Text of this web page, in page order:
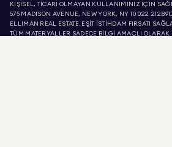
KİŞİSEL, TİCARİ OLMAYAN KULLANIMINIZ İÇİN
575 MADISON AVENUE, NEW YORK, NY 10022.
ELLIMAN REAL ESTATE. EŞİT İSTİHDAM FIRSATI
TÜM MATERYALLER SADECE BİLGİ AMAÇLI OLARAK